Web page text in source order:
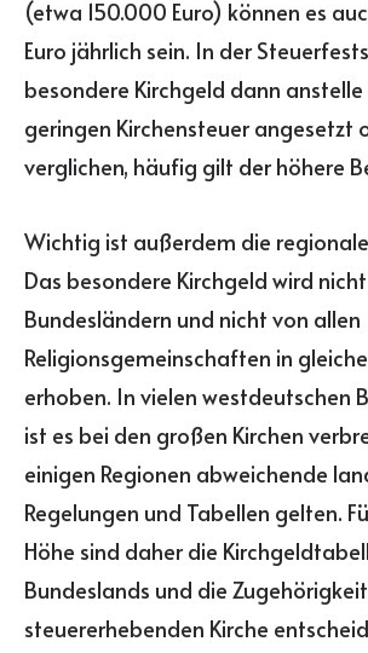
(etwa 150.000 Euro) können es
Euro jährlich sein. In der
besondere Kirchgeld dann anstelle
geringen Kirchensteuer angesetzt
verglichen, häufig gilt der höhere
Wichtig ist außerdem die
Das besondere Kirchgeld wird
Bundesländern und nicht von allen
Religionsgemeinschaften in
erhoben. In vielen westdeutschen
ist es bei den großen Kirchen
einigen Regionen abweichende
Regelungen und Tabellen gelten.
Höhe sind daher die
Bundeslands und die
steuererhebenden Kirche